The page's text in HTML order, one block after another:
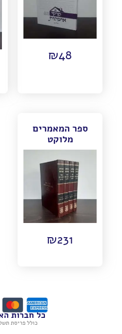
₪48
ספר המאמרים
מלוקט
₪231
כל חברות
כולל פריסת